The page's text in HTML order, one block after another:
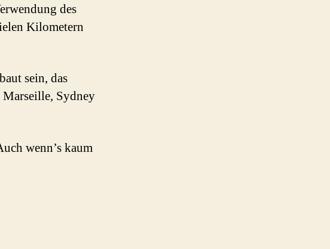
des
Kilometern
sein, das
Sydney
wenn’s kaum